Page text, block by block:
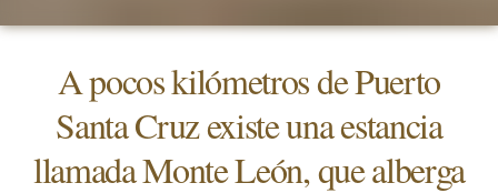
A pocos kilómetros de Puerto
Santa Cruz existe una estancia
llamada Monte León, que alberga